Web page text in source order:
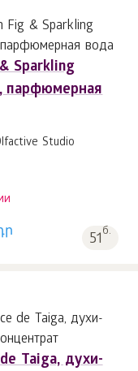
Sparkling
парфюмерная
Studio
51б.
de Taiga, духи-